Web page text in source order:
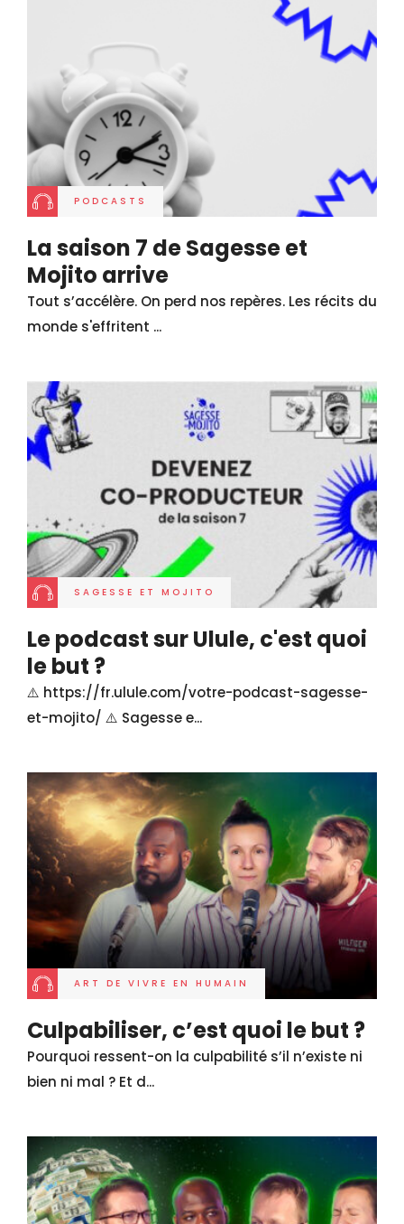
PODCASTS
La saison 7 de Sagesse et
Mojito arrive
Tout s’accélère. On perd nos repères. Les récits du
monde s'effritent ...
SAGESSE ET MOJITO
Le podcast sur Ulule, c'est quoi
le but ?
⚠️ https://fr.ulule.com/votre-podcast-sagesse-
et-mojito/ ⚠️ Sagesse e...
ART DE VIVRE EN HUMAIN
Culpabiliser, c’est quoi le but ?
Pourquoi ressent-on la culpabilité s’il n’existe ni
bien ni mal ? Et d...